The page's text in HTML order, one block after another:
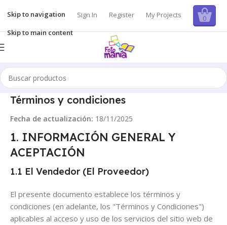
Sign In Register My Projects 0
Skip to navigation
Skip to main content
Términos y condiciones
Fecha de actualización: 18/11/2025
1. INFORMACIÓN GENERAL Y
ACEPTACIÓN
1.1 El Vendedor (El Proveedor)
El presente documento establece los términos y
condiciones (en adelante, los "Términos y Condiciones")
aplicables al acceso y uso de los servicios del sitio web de